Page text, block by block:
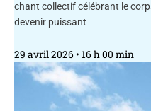
chant collectif célébrant le
devenir puissant
29 avril 2026 16 h 00 min